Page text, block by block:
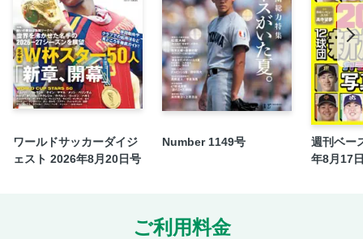
ワールドサッカーダイジ
ェスト 2026年8月20日号
Number 1149号
週刊ベー
年8月17
ご利用料金